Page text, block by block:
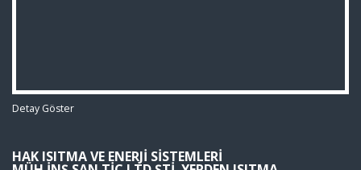
Detay Göster
HAK ISITMA VE ENERJI SISTEMLERI